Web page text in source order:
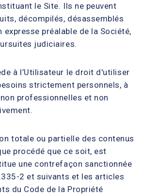
le Site. Ils ne peuvent
décompilés, désassemblés
préalable de la Société,
judiciaires.
à l’Utilisateur le droit d'utiliser
strictement personnels, à
professionnelles et non
totale ou partielle des contenus
procédé que ce soit, est
une contrefaçon sanctionnée
2 et suivants et les articles
du Code de la Propriété